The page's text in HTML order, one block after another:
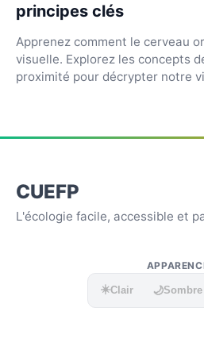
principes clés
Apprenez comment le cerveau
visuelle. Explorez les concepts
proximité pour décrypter notre
CUEFP
L'écologie facile, accessible et
☀️Clair 🌙Sombre